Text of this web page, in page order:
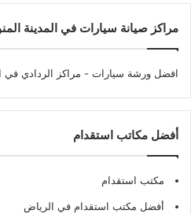
مراكز صيانة سيارات في المدينة
افضل ورشة سيارات - مراكز الردادي في
أفضل مكاتب استقدام
مكتب استقدام
أفضل مكتب استقدام في الرياض